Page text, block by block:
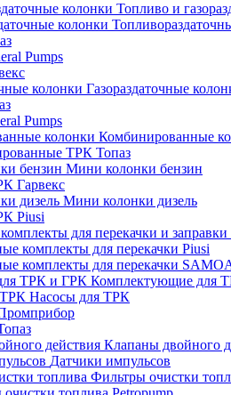
Топливо и
Pumps
Газораздаточные
Pumps
Комбинированные
ТРК Топаз
Мини колонки бензин
Гарвекс
Мини колонки дизель
Piusi
комплекты для перекачки Piusi
комплекты для перекачки
Комплектующие для
Насосы для ТРК
Клапаны двойного
Датчики импульсов
Фильтры очистки